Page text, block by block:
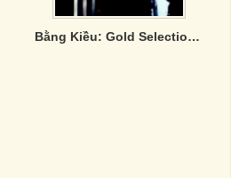
Bằng Kiều: Gold Selection 3